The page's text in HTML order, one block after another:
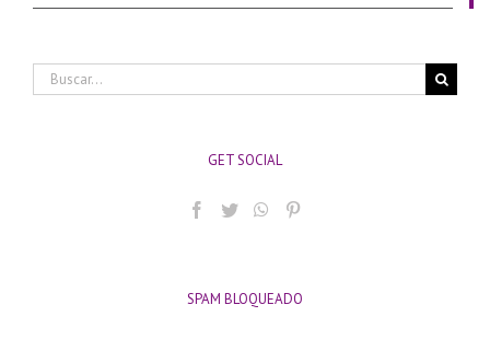
Buscar:
GET SOCIAL
SPAM BLOQUEADO